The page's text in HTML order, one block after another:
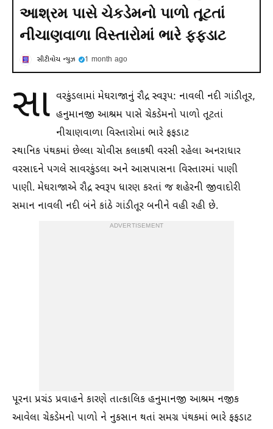
આશ્રમ પાસે ચેકડેમનો પાળો તૂટતાં
નીચાણવાળા વિસ્તારોમાં ભારે ફફડાટ
સીટીવોચ ન્યુઝ 1 month ago
સા વરકુંડલામાં મેઘરાજાનું રૌદ્ર સ્વરૂપ: નાવલી નદી ગાંડીતૂર,
હનુમાનજી આશ્રમ પાસે ચેકડેમનો પાળો તૂટતાં
નીચાણવાળા વિસ્તારોમાં ભારે ફફડાટ
સ્થાનિક પંથકમાં છેલ્લા ચોવીસ કલાકથી વરસી રહેલા અનરાધાર
વરસાદને પગલે સાવરકુંડલા અને આસપાસના વિસ્તારમાં પાણી
પાણી. મેઘરાજાએ રૌદ્ર સ્વરૂપ ધારણ કરતાં જ શહેરની જીવાદોરી
સમાન નાવલી નદી બંને કાંઠે ગાંડીતૂર બનીને વહી રહી છે.
ADVERTISEMENT
પૂરના પ્રચંડ પ્રવાહને કારણે તાત્કાલિક હનુમાનજી આશ્રમ નજીક
આવેલા ચેકડેમનો પાળો ને નુકસાન થતાં સમગ્ર પંથકમાં ભારે ફફડાટ